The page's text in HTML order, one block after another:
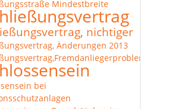
Mindestbreite
nichtiger
Änderungen 2013
bei